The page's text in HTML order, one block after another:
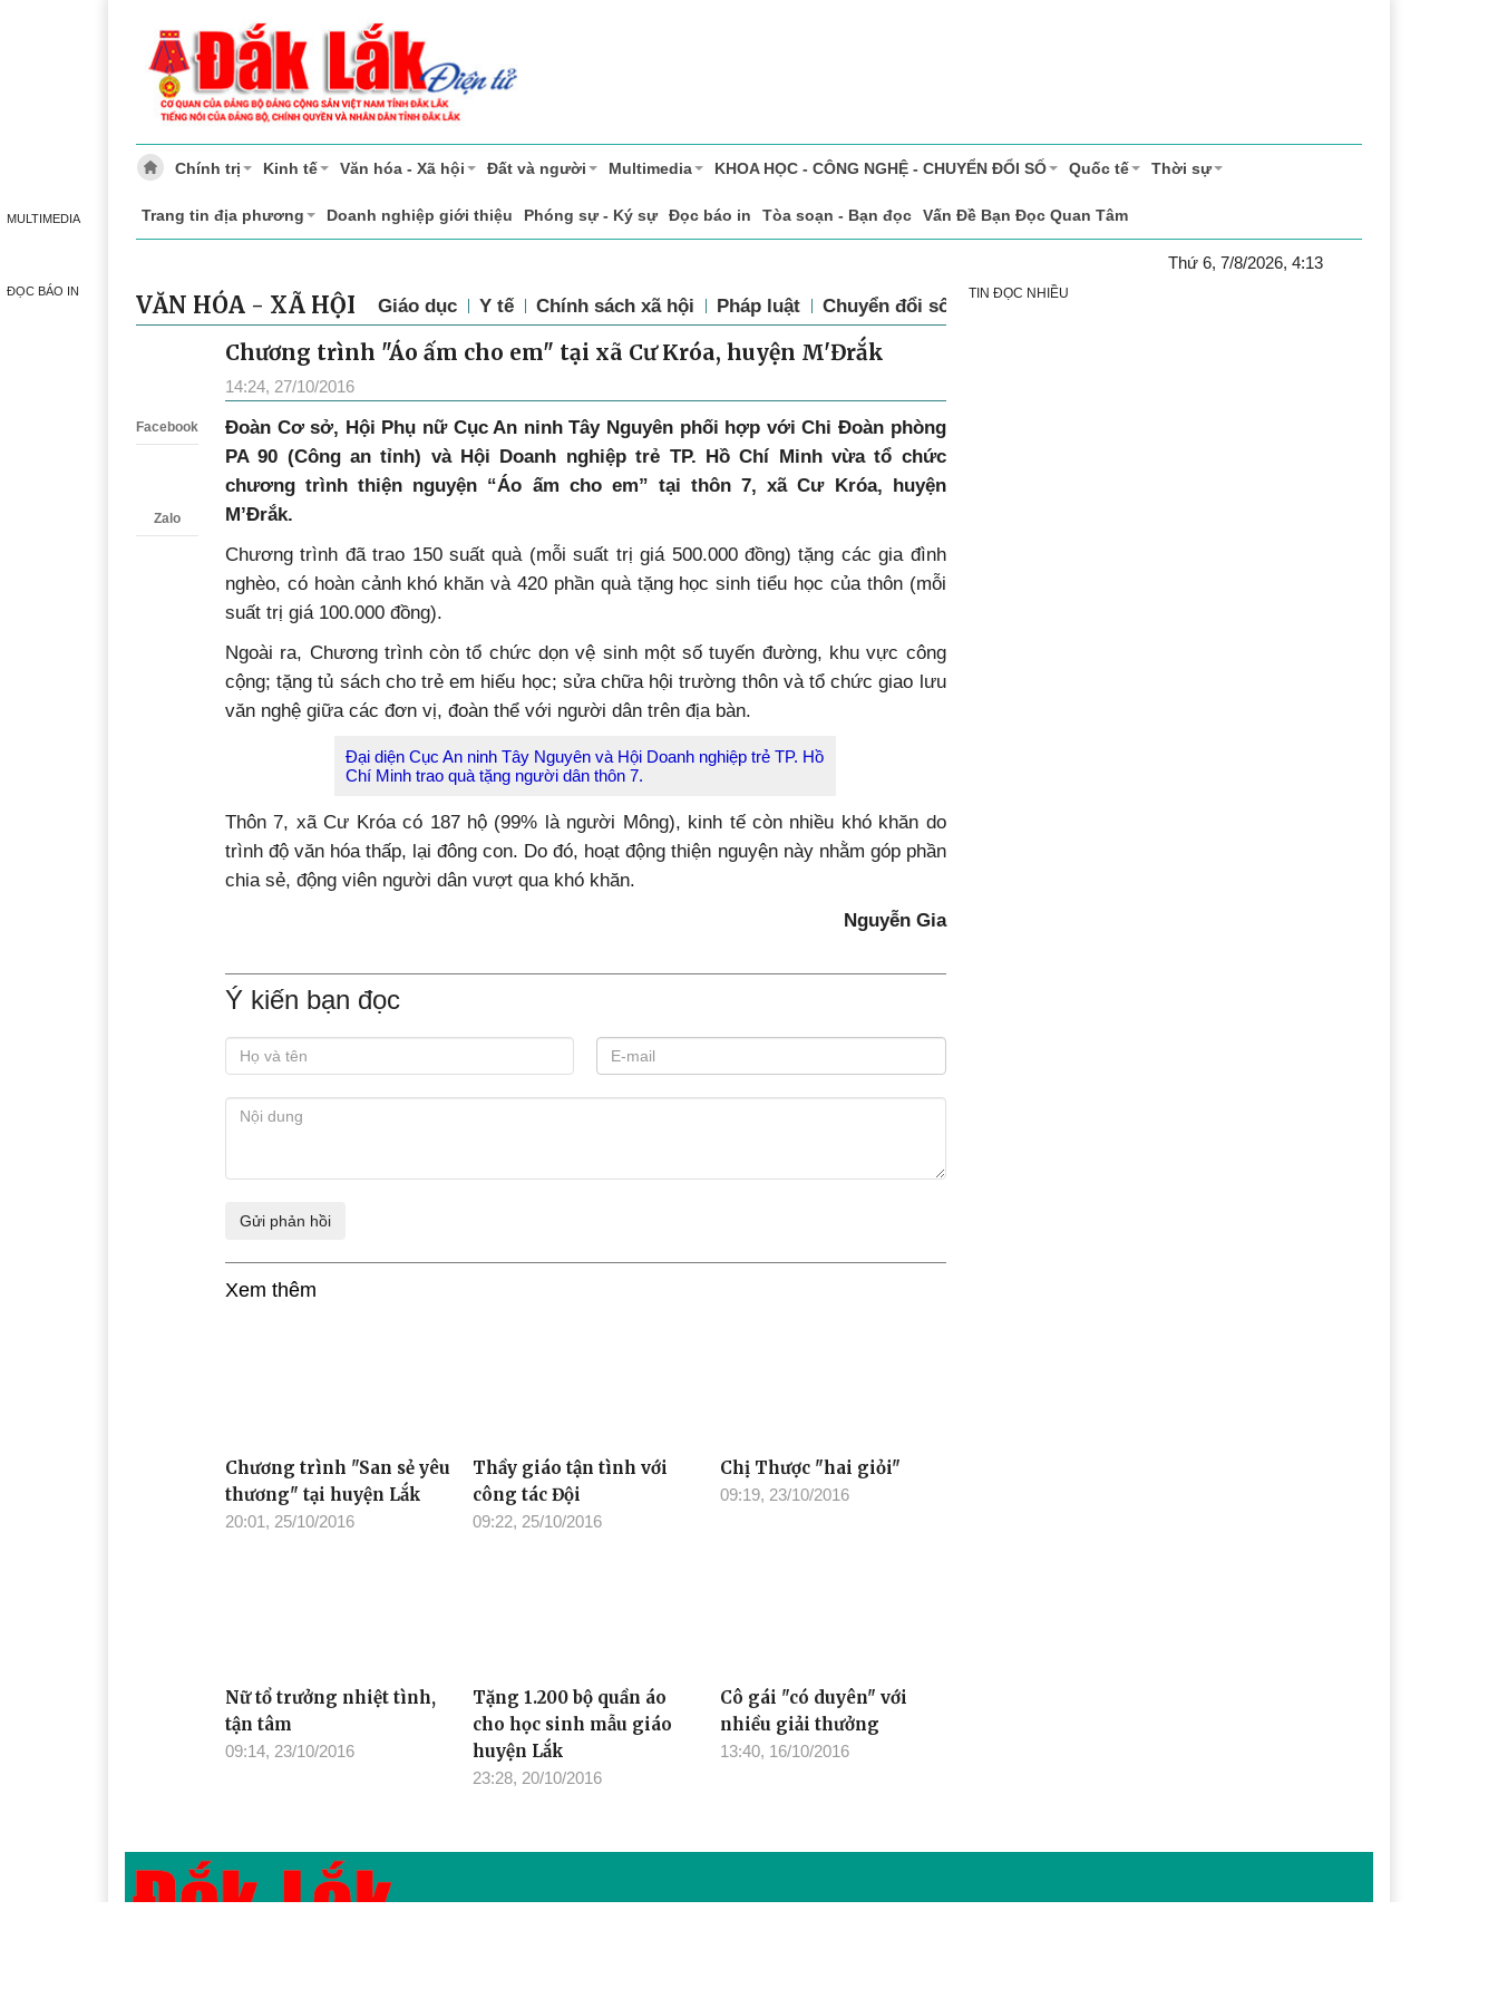
MULTIMEDIA
ĐỌC BÁO IN
Chính trị Kinh tế Văn hóa - Xã hội Đất và người Multimedia KHOA HỌC - CÔNG NGHỆ - CHUYỂN ĐỔI SỐ Quốc tế Thời sự
Trang tin địa phương Doanh nghiệp giới thiệu Phóng sự - Ký sự Đọc báo in Tòa soạn - Bạn đọc Vấn Đề Bạn Đọc Quan Tâm
Thứ 6, 7/8/2026, 4:13
VĂN HÓA - XÃ HỘI Giáo dục Y tế Chính sách xã hội Pháp luật Chuyển đổi số Thể thao
Facebook
Zalo
Chương trình "Áo ấm cho em" tại xã Cư Króa, huyện M'Đrắk
14:24, 27/10/2016
Đoàn Cơ sở, Hội Phụ nữ Cục An ninh Tây Nguyên phối hợp với Chi Đoàn phòng
PA 90 (Công an tỉnh) và Hội Doanh nghiệp trẻ TP. Hồ Chí Minh vừa tổ chức
chương trình thiện nguyện “Áo ấm cho em” tại thôn 7, xã Cư Króa, huyện
M’Đrắk.
Chương trình đã trao 150 suất quà (mỗi suất trị giá 500.000 đồng) tặng các gia đình
nghèo, có hoàn cảnh khó khăn và 420 phần quà tặng học sinh tiểu học của thôn (mỗi
suất trị giá 100.000 đồng).
Ngoài ra, Chương trình còn tổ chức dọn vệ sinh một số tuyến đường, khu vực công
cộng; tặng tủ sách cho trẻ em hiếu học; sửa chữa hội trường thôn và tổ chức giao lưu
văn nghệ giữa các đơn vị, đoàn thể với người dân trên địa bàn.
chia sẻ, động viên người dân vượt qua khó khăn.
Chương trình "San sẻ yêu
thương" tại huyện Lắk
20:01, 25/10/2016
Thầy giáo tận tình với
09:22, 25/10/2016
Chị Thược "hai giỏi"
TIN ĐỌC NHIỀU